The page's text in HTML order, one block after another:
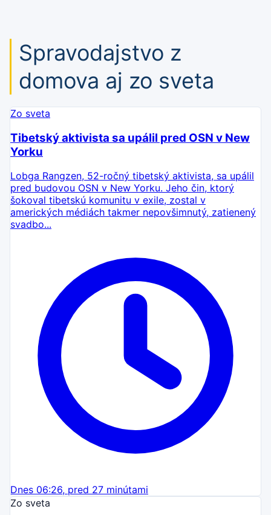
Spravodajstvo z
domova aj zo sveta
Zo sveta
Tibetský aktivista sa upálil pred OSN v New
Yorku
Lobga Rangzen, 52-ročný tibetský aktivista, sa upálil
pred budovou OSN v New Yorku. Jeho čin, ktorý
šokoval tibetskú komunitu v exile, zostal v
amerických médiách takmer nepovšimnutý, zatienený
svadbo...
Dnes 06:26, pred 27 minútami
Zo sveta